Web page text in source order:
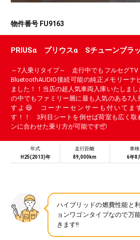
物件番号 FU9163
PRIUSα プリウスα Sチューンブラ
～7人乗りタイプ～ 走行中でもフルセグTV
BluetoothAUDIO接続可能の純正メモリー
ました！！当店の超人気車両入庫いたしま
の中でもファミリー層に最も人気のある7
すよ😆 コーナーセンサーも付いてま
す！！ 3列目シートを倒せば荷室も広く取
ンに合わせた乗り方が可能です📦
年式
H25(2013)年
走行距離
89,000km
車検
6年8
ハイブリッドの燃費性能と
ョンワゴンタイプなので万
きます!!